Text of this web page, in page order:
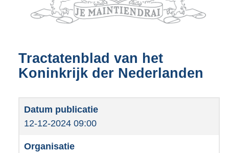
Tractatenblad van het
Koninkrijk der Nederlanden
12-12-2024 09:00